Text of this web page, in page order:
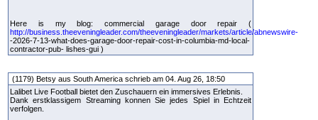
Here is my blog: commercial garage door repair (
http://business.theeveningleader.com/theeveningleader/markets/article/abnewswire-
-2026-7-13-what-does-garage-door-repair-cost-in-columbia-md-local-
contractor-pub- lishes-gui )
(1179) Betsy aus South America schrieb am 04. Aug 26, 18:50
Lalibet Live Football bietet den Zuschauern ein immersives Erlebnis.
Dank erstklassigem Streaming konnen Sie jedes Spiel in Echtzeit
verfolgen.